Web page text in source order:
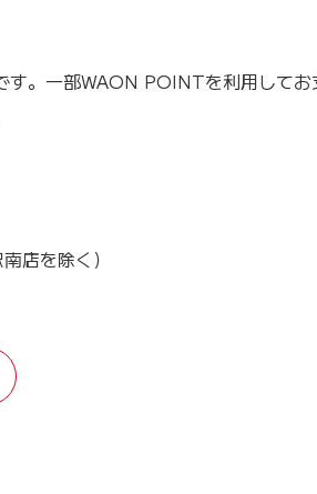
。一部WAON POINTを利用してお
店を除く）